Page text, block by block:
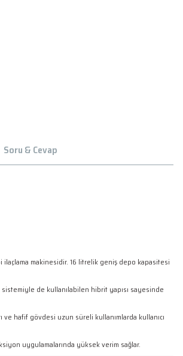
Soru & Cevap
ilaçlama makinesidir. 16 litrelik geniş depo kapasitesi
sistemiyle de kullanılabilen hibrit yapısı sayesinde
ve hafif gövdesi uzun süreli kullanımlarda kullanıcı
uygulamalarında yüksek verim sağlar.